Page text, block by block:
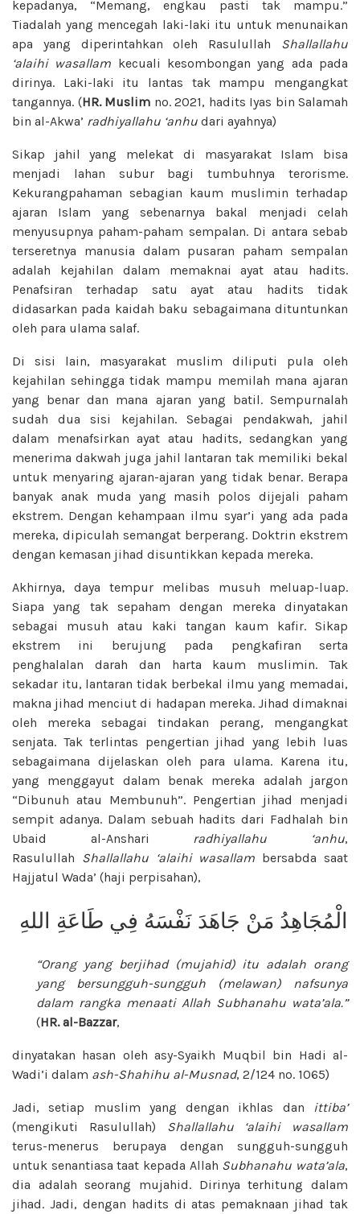
kepadanya, “Memang, engkau pasti tak mampu.”
Tiadalah yang mencegah laki-laki itu untuk menunaikan
apa yang diperintahkan oleh Rasulullah Shallallahu
‘alaihi wasallam kecuali kesombongan yang ada pada
dirinya. Laki-laki itu lantas tak mampu mengangkat
tangannya. (HR. Muslim no. 2021, hadits Iyas bin Salamah
bin al-Akwa’ radhiyallahu ‘anhu dari ayahnya)
Sikap jahil yang melekat di masyarakat Islam bisa
menjadi lahan subur bagi tumbuhnya terorisme.
Kekurangpahaman sebagian kaum muslimin terhadap
ajaran Islam yang sebenarnya bakal menjadi celah
menyusupnya paham-paham sempalan. Di antara sebab
terseretnya manusia dalam pusaran paham sempalan
adalah kejahilan dalam memaknai ayat atau hadits.
Penafsiran terhadap satu ayat atau hadits tidak
didasarkan pada kaidah baku sebagaimana dituntunkan
oleh para ulama salaf.
Di sisi lain, masyarakat muslim diliputi pula oleh
kejahilan sehingga tidak mampu memilah mana ajaran
yang benar dan mana ajaran yang batil. Sempurnalah
sudah dua sisi kejahilan. Sebagai pendakwah, jahil
dalam menafsirkan ayat atau hadits, sedangkan yang
menerima dakwah juga jahil lantaran tak memiliki bekal
untuk menyaring ajaran-ajaran yang tidak benar. Berapa
banyak anak muda yang masih polos dijejali paham
ekstrem. Dengan kehampaan ilmu syar’i yang ada pada
mereka, dipiculah semangat berperang. Doktrin ekstrem
dengan kemasan jihad disuntikkan kepada mereka.
Akhirnya, daya tempur melibas musuh meluap-luap.
Siapa yang tak sepaham dengan mereka dinyatakan
sebagai musuh atau kaki tangan kaum kafir. Sikap
ekstrem ini berujung pada pengkafiran serta
penghalalan darah dan harta kaum muslimin. Tak
sekadar itu, lantaran tidak berbekal ilmu yang memadai,
makna jihad menciut di hadapan mereka. Jihad dimaknai
oleh mereka sebagai tindakan perang, mengangkat
senjata. Tak terlintas pengertian jihad yang lebih luas
sebagaimana dijelaskan oleh para ulama. Karena itu,
yang menggayut dalam benak mereka adalah jargon
“Dibunuh atau Membunuh”. Pengertian jihad menjadi
sempit adanya. Dalam sebuah hadits dari Fadhalah bin
Ubaid al-Anshari radhiyallahu ‘anhu,
Rasulullah Shallallahu ‘alaihi wasallam bersabda saat
Hajjatul Wada’ (haji perpisahan),
الْمُجَاهِدُ مَنْ جَاهَدَ نَفْسَهُ فِي طَاعَةِ اللهِ
“Orang yang berjihad (mujahid) itu adalah orang
yang bersungguh-sungguh (melawan) nafsunya
dalam rangka menaati Allah Subhanahu wata’ala.”
(HR. al-Bazzar,
dinyatakan hasan oleh asy-Syaikh Muqbil bin Hadi al-
Wadi’i dalam ash-Shahihu al-Musnad, 2/124 no. 1065)
Jadi, setiap muslim yang dengan ikhlas dan
ittiba’
(mengikuti Rasulullah) Shallallahu ‘alaihi wasallam
terus-menerus berupaya dengan sungguh-sungguh
untuk senantiasa taat kepada Allah Subhanahu wata’ala,
dia adalah seorang mujahid. Dirinya terhitung dalam
jihad. Jadi, dengan hadits di atas pemaknaan jihad tak